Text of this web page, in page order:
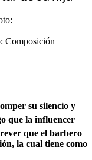
Composición
su silencio y
que la influencer
que el barbero
la cual tiene como